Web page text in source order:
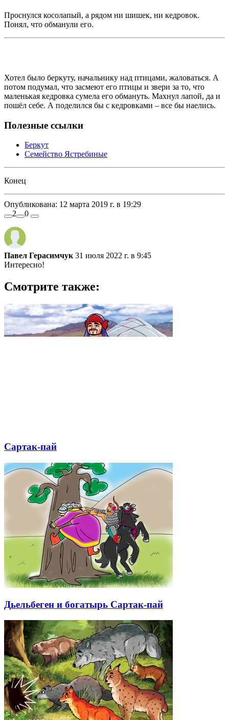
Проснулся косолапый, а рядом ни шишек, ни кедровок.
Понял, что обманули его.
Хотел было беркуту, начальнику над птицами, жаловаться. А
потом подумал, что засмеют его птицы и звери за то, что
маленькая кедровка сумела его обмануть. Махнул лапой, да и
пошёл себе. А поделился бы с кедровками – все бы наелись.
Полезные ссылки
Беркут
Семейство Ястребиные
Конец
Опубликована: 12 марта 2019 г. в 19:29
2
0
Павел Герасимчук 31 июля 2022 г. в 9:45
Интересно!
Смотрите также:
Сартак-пай
Дьельбеген и богатырь Сартак-пай